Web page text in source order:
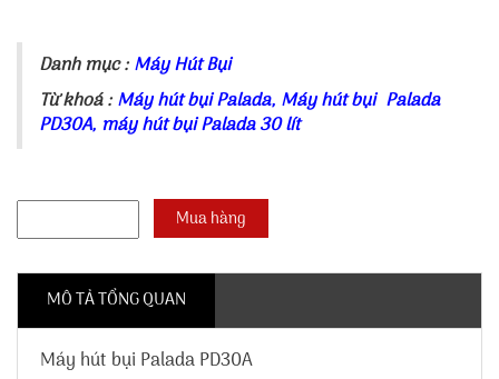
Danh mục :Máy Hút Bụi
Từ khoá :Máy hút bụi Palada, Máy hút bụi Palada
PD30A, máy hút bụi Palada 30 lít
MÔ TẢ TỔNG QUAN
Máy hút bụi Palada PD30A